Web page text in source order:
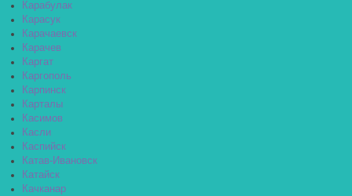
Карабулак
Карасук
Карачаевск
Карачев
Каргат
Каргополь
Карпинск
Карталы
Касимов
Касли
Каспийск
Катав-Ивановск
Катайск
Качканар